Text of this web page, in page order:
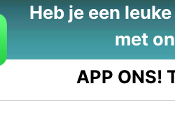
Heb je een
met
APP ONS!